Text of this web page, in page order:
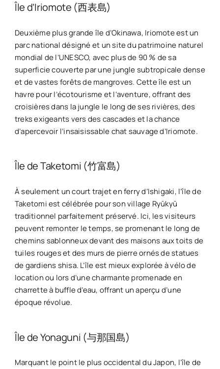
Île d’Iriomote (西表島)
Deuxième plus grande île d’Okinawa, Iriomote est un
parc national désigné et un site du patrimoine naturel
mondial de l’UNESCO, avec plus de 90 % de sa
superficie couverte par une jungle subtropicale dense
et de vastes forêts de mangroves. Cette île est un
havre pour l’écotourisme et l’aventure, offrant des
croisières dans la jungle le long de ses rivières, des
treks exigeants vers des cascades et la chance
d’apercevoir l’insaisissable chat sauvage d’Iriomote.
Île de Taketomi (竹富島)
À seulement un court trajet en ferry d’Ishigaki, l’île de
Taketomi est célébrée pour son village Ryūkyū
traditionnel parfaitement préservé. Ici, les visiteurs
peuvent remonter le temps, se promenant le long de
chemins sablonneux devant des maisons aux toits de
tuiles rouges et des murs de pierre ornés de statues
de gardiens shisa. L’île est mieux explorée à vélo de
location ou lors d’une charmante promenade en
charrette à buffle d’eau, offrant un aperçu d’une
époque révolue.
Île de Yonaguni (与那国島)
Marquant le point le plus occidental du Japon, l’île de